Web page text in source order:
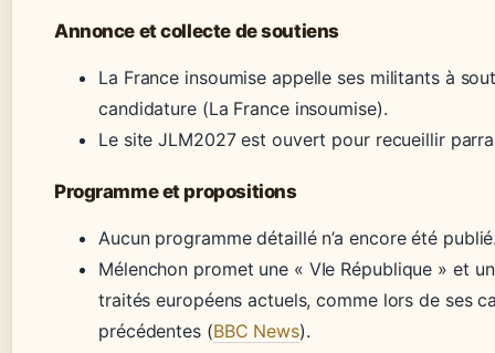
Annonce et collecte de soutiens
La France insoumise appelle ses militants à
candidature (La France insoumise).
Le site JLM2027 est ouvert pour recueillir
Programme et propositions
Aucun programme détaillé n’a encore été
Mélenchon promet une « VIe République » et
traités européens actuels, comme lors de ses
précédentes (BBC News).